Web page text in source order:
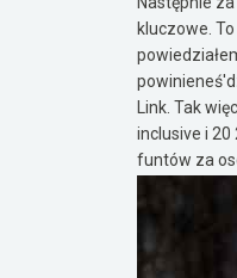
kluczowe.
Link. Tak
inclusive i
funtów za
Nasze
tylko 30
wczasów